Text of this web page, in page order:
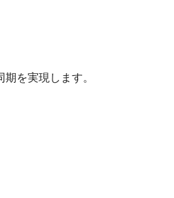
を実現します。